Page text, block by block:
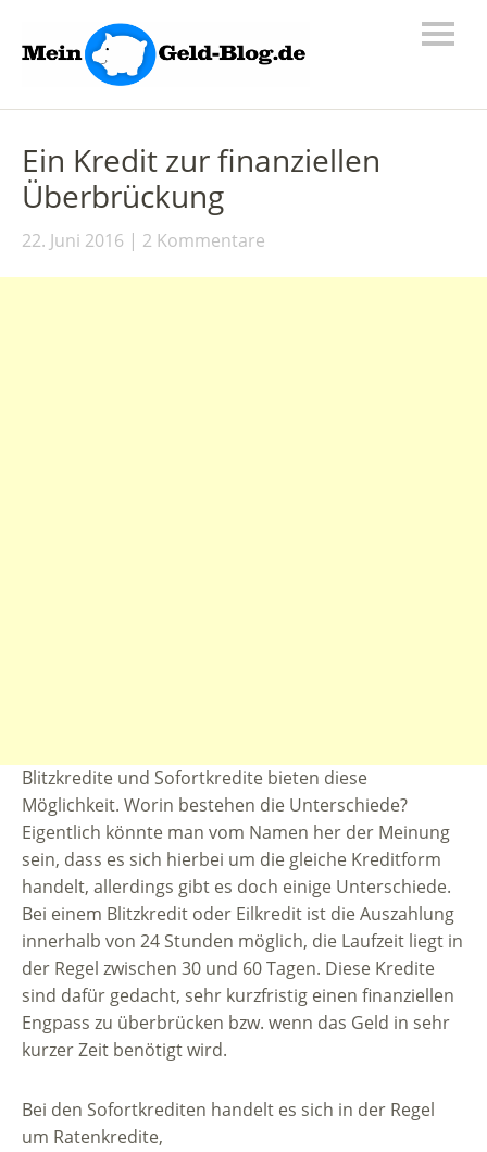
Ein Kredit zur finanziellen
Überbrückung
22. Juni 2016 2 Kommentare
Blitzkredite und Sofortkredite bieten diese
Möglichkeit. Worin bestehen die Unterschiede?
Eigentlich könnte man vom Namen her der Meinung
sein, dass es sich hierbei um die gleiche Kreditform
handelt, allerdings gibt es doch einige Unterschiede.
Bei einem Blitzkredit oder Eilkredit ist die Auszahlung
innerhalb von 24 Stunden möglich, die Laufzeit liegt in
der Regel zwischen 30 und 60 Tagen. Diese Kredite
sind dafür gedacht, sehr kurzfristig einen finanziellen
Engpass zu überbrücken bzw. wenn das Geld in sehr
kurzer Zeit benötigt wird.
Bei den Sofortkrediten handelt es sich in der Regel
um Ratenkredite,